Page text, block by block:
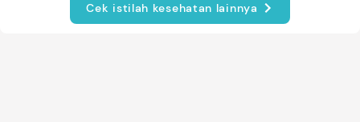
Cek istilah kesehatan lainnya